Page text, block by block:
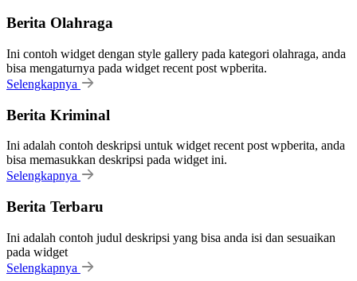
Berita Olahraga
Ini contoh widget dengan style gallery pada kategori olahraga, anda
bisa mengaturnya pada widget recent post wpberita.
Selengkapnya
Berita Kriminal
Ini adalah contoh deskripsi untuk widget recent post wpberita, anda
bisa memasukkan deskripsi pada widget ini.
Selengkapnya
Berita Terbaru
Ini adalah contoh judul deskripsi yang bisa anda isi dan sesuaikan
pada widget
Selengkapnya